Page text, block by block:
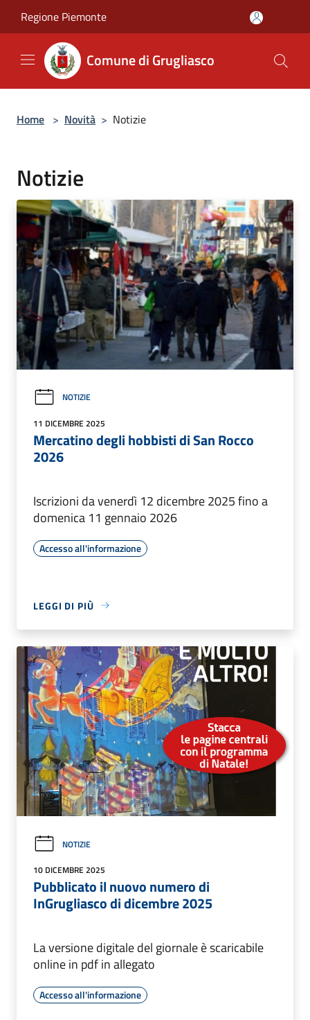
Regione Piemonte
Comune di Grugliasco
Home > Novità > Notizie
Notizie
NOTIZIE
11 DICEMBRE 2025
Mercatino degli hobbisti di San Rocco
2026
Iscrizioni da venerdì 12 dicembre 2025 fino a
domenica 11 gennaio 2026
Accesso all'informazione
LEGGI DI PIÙ
NOTIZIE
10 DICEMBRE 2025
Pubblicato il nuovo numero di
InGrugliasco di dicembre 2025
La versione digitale del giornale è scaricabile
online in pdf in allegato
Accesso all'informazione